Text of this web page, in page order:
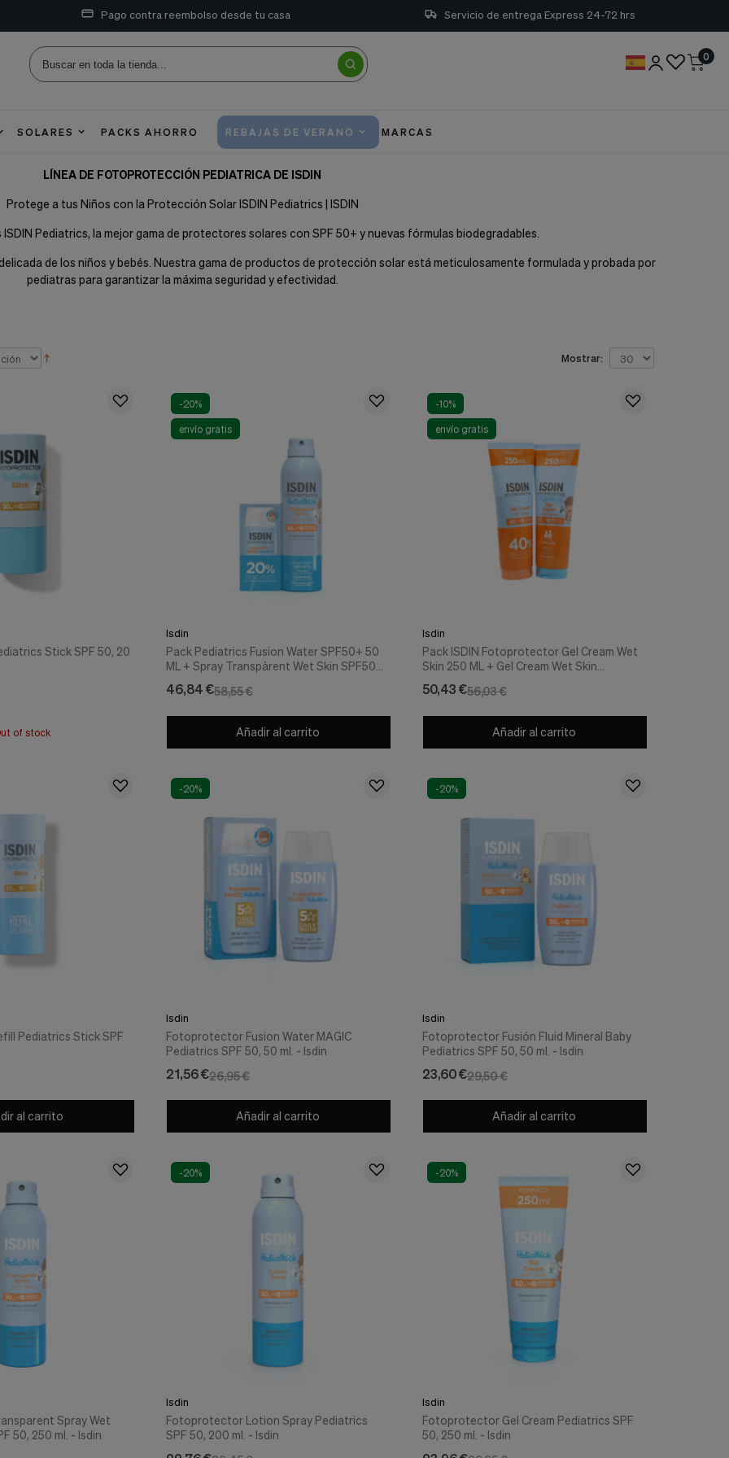
Pago contra reembolso desde tu casa Servicio de entrega Express 24-72 hrs
0
SOLARES PACKS AHORRO REBAJAS DE VERANO MARCAS
LÍNEA DE FOTOPROTECCIÓN PEDIATRICA DE ISDIN
Protege a tus Niños con la Protección Solar ISDIN Pediatrics | ISDIN
Pediatrics, la mejor gama de protectores solares con SPF 50+ y nuevas fórmulas biodegradables.
de los niños y bebés. Nuestra gama de productos de protección solar está meticulosamente formulada y probada por
pediatras para garantizar la máxima seguridad y efectividad.
Mostrar:
Stick SPF 50, 20
of stock
-20%
envío gratis
Isdin
Pack Pediatrics Fusion Water SPF50+ 50
ML + Spray Transpàrent Wet Skin SPF50+
58,55 €
46,84 €
Añadir al carrito
-10%
envío gratis
Isdin
Pack ISDIN Fotoprotector Gel Cream Wet
Skin 250 ML + Gel Cream Wet Skin
56,03 €
50,43 €
Añadir al carrito
Pediatrics Stick SPF
al carrito
-20%
Isdin
Fotoprotector Fusion Water MAGIC
Pediatrics SPF 50, 50 ml. - Isdin
26,95 €
21,56 €
Añadir al carrito
-20%
Isdin
Fotoprotector Fusión Fluid Mineral Baby
Pediatrics SPF 50, 50 ml. - Isdin
29,50 €
23,60 €
Añadir al carrito
Spray Wet
50, 250 ml. - Isdin
-20%
Isdin
Fotoprotector Lotion Spray Pediatrics
SPF 50, 200 ml. - Isdin
-20%
Isdin
Fotoprotector Gel Cream Pediatrics SPF
50, 250 ml. - Isdin